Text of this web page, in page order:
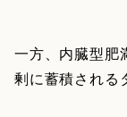
一方、内臓型肥
剰に蓄積される